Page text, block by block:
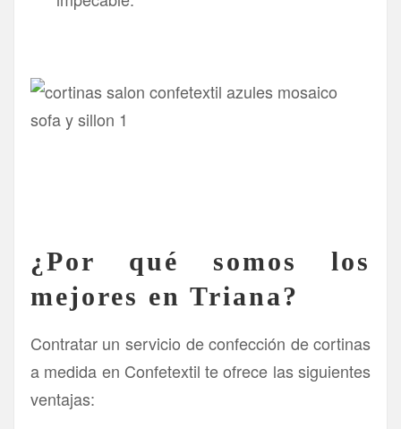
¿Por qué somos los
mejores en Triana?
Contratar un servicio de confección de cortinas
a medida en Confetextil te ofrece las siguientes
ventajas: